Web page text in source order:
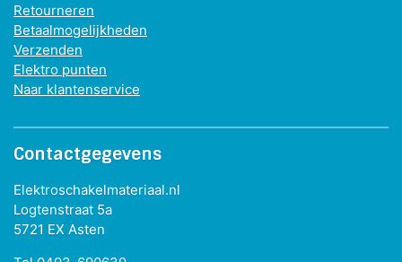
Retourneren
Betaalmogelijkheden
Verzenden
Elektro punten
Naar klantenservice
Contactgegevens
Elektroschakelmateriaal.nl
Logtenstraat 5a
5721 EX Asten